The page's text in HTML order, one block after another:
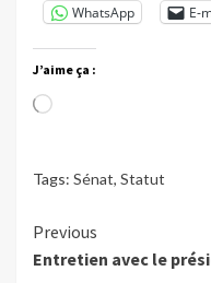
WhatsApp
E-
J’aime ça :
Chargement…
Tags: Sénat, Statut
Continue
Reading
Previous
Entretien avec le